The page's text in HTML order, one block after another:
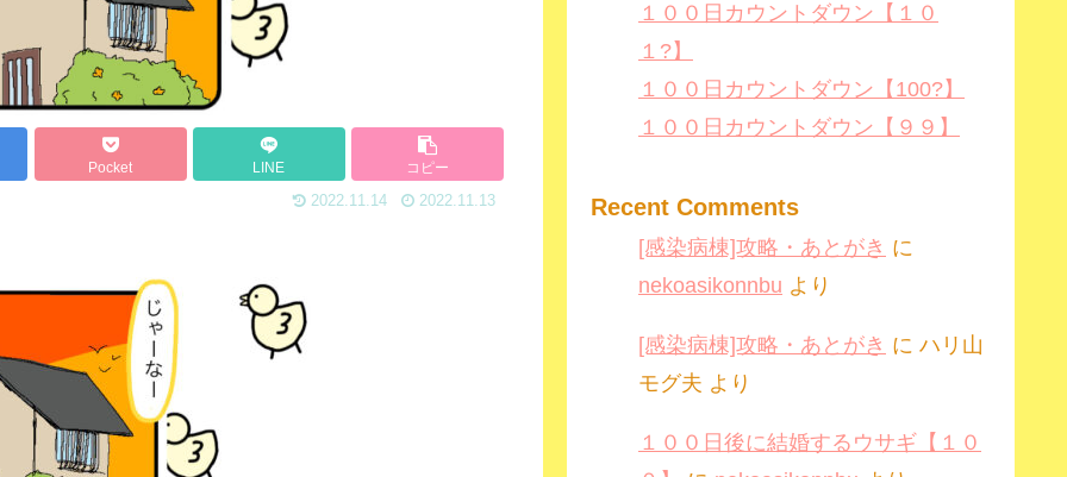
Pocket LINE コピー
2022.11.14 2022.11.13
１００日カウントダウン【１０
１?】
１００日カウントダウン【100?】
１００日カウントダウン【９９】
Recent Comments
[感染病棟]攻略・あとがき に
nekoasikonnbu より
[感染病棟]攻略・あとがき に ハリ山
モグ夫 より
１００日後に結婚するウサギ【１０